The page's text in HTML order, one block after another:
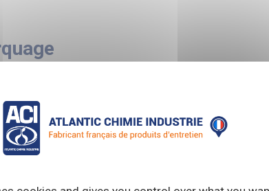
conçue pour le
et confort